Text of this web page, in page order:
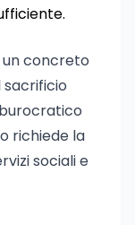
concreto
richiede la
sociali e